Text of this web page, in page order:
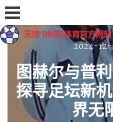
2024-12-
图赫尔与普
探寻足坛新
界无